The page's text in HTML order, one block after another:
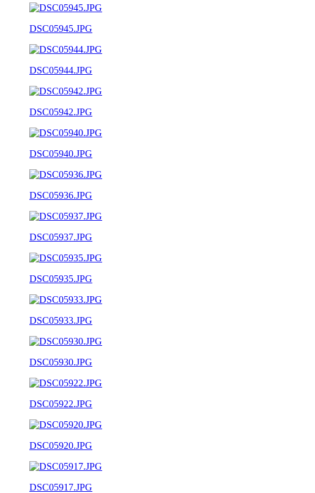
DSC05945.JPG
DSC05944.JPG
DSC05942.JPG
DSC05940.JPG
DSC05936.JPG
DSC05937.JPG
DSC05935.JPG
DSC05933.JPG
DSC05930.JPG
DSC05922.JPG
DSC05920.JPG
DSC05917.JPG